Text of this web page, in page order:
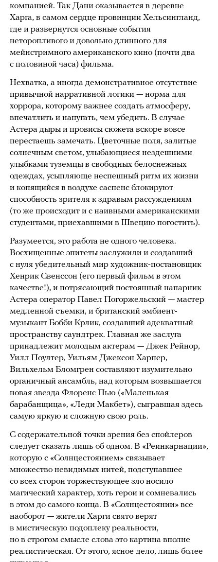
компанией. Так Дани оказывается в деревне
Харга, в самом сердце провинции Хельсингланд,
где и развернутся основные события
неторопливого и довольно длинного для
мейнстримного американского кино (почти два
с половиной часа) фильма.
Нехватка, а иногда демонстративное отсутствие
привычной нарративной логики — норма для
хоррора, которому важнее создать атмосферу,
впечатлить и напугать, чем убедить. В случае
Астера дыры и провисы сюжета вскоре вовсе
перестаешь замечать. Цветочные поля, залитые
солнечным светом, улыбающиеся нездешними
улыбками туземцы в свободных белоснежных
одеждах, усыпляюще неспешный ритм их жизни
и копящийся в воздухе саспенс блокируют
способность зрителя к здравым рассуждениям
(то же происходит и с наивными американскими
студентами, приехавшими в Швецию погостить).
Разумеется, это работа не одного человека.
Восхищенные эпитеты заслужили и создавший
с нуля убедительный мир художник-постановщик
Хенрик Свенссон (его первый фильм в этом
качестве!), и потрясающий постоянный напарник
Астера оператор Павел Погоржельский — мастер
медленной съемки, и британский эмбиент-
музыкант Бобби Крлик, создавший адекватный
пространству саундтрек. Главная же заслуга
принадлежит молодым актерам — Джек Рейнор,
Уилл Поултер, Уильям Джексон Харпер,
Вильхельм Бломгрен составляют изумительно
органичный ансамбль, над которым возвышается
новая звезда Флоренс Пью («Маленькая
барабанщица», «Леди Макбет»), сыгравшая здесь
самую яркую и сложную свою роль.
С содержательной точки зрения без спойлеров
следует сказать лишь об одном. В «Реинкарнации»,
которую с «Солнцестоянием» связывает
множество невидимых нитей, подступавшее
со всех сторон торжествующее зло носило
магический характер, хоть герои и сомневались
в этом до самого конца. В «Солнцестоянии» все
наоборот — жители Харги свято верят
в мистическую подоплеку реальности,
но в строгом смысле слова это картина вполне
реалистическая. От этого, ясное дело, лишь более